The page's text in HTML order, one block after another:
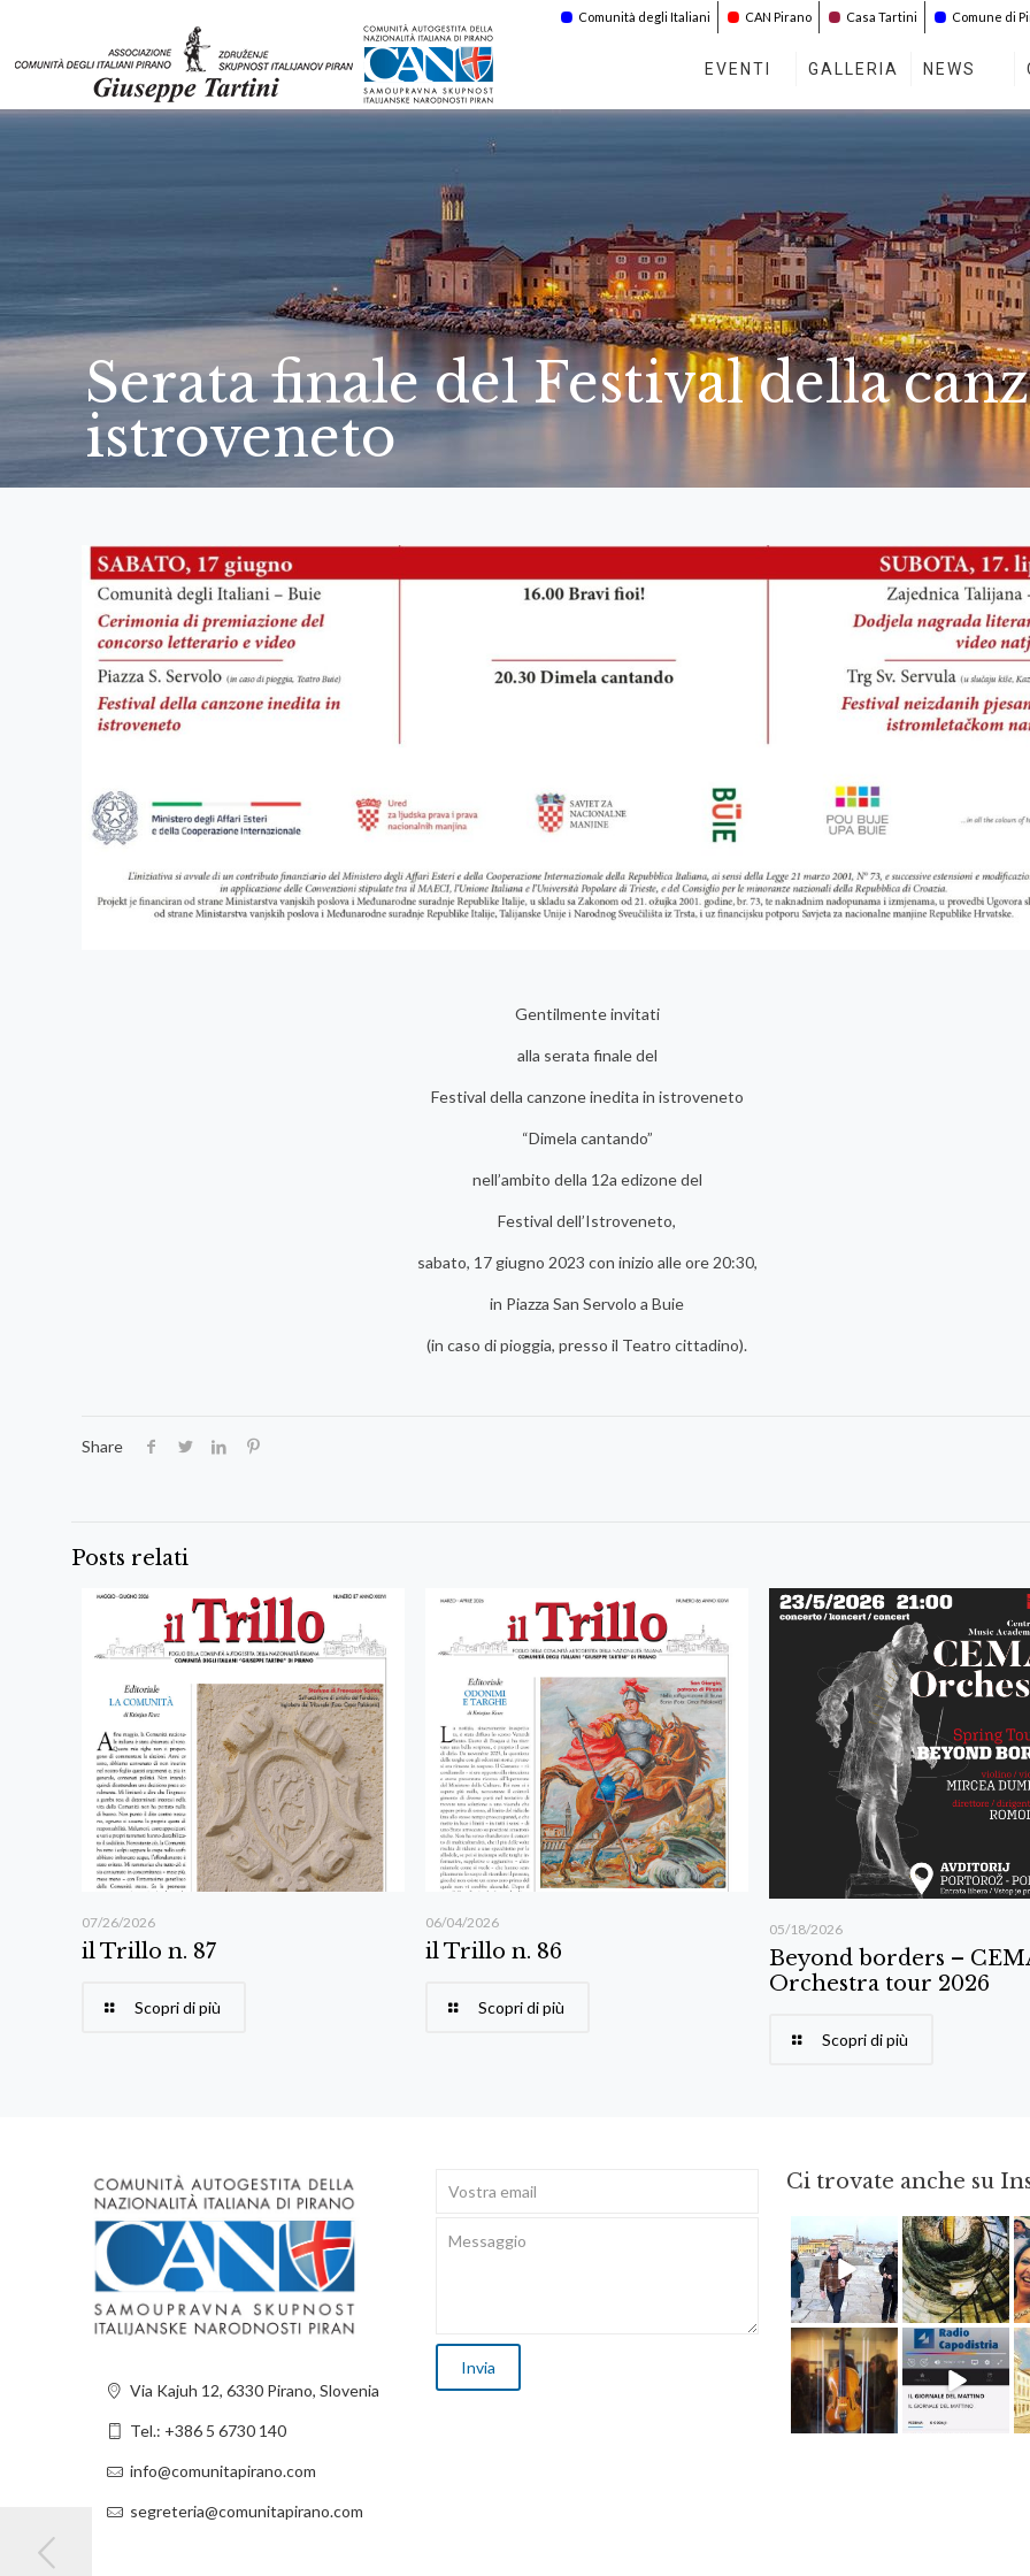
Comunità degli Italiani CAN Pirano Casa Tartini Comune di
EVENTI GALLERIA NEWS
Serata finale del Festival della
istroveneto
Gentilmente invitati
alla serata finale del
Festival della canzone inedita in istroveneto
“Dimela cantando”
nell’ambito della 12a edizone del
Festival dell’Istroveneto,
sabato, 17 giugno 2023 con inizio alle ore 20:30,
in Piazza San Servolo a Buie
(in caso di pioggia, presso il Teatro cittadino).
Share
Posts relati
07/26/2026
il Trillo n. 87
Scopri di più
06/04/2026
il Trillo n. 86
Scopri di più
05/18/2026
Beyond borders –
Orchestra tour 2026
Scopri di più
Via Kajuh 12, 6330 Pirano, Slovenia
Tel.: +386 5 6730 140
info@comunitapirano.com
segreteria@comunitapirano.com
Ci trovate anche su
Feb 16 Ago 3
Apr 8 Dic 14